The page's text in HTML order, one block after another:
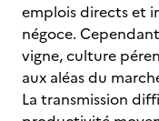
emplois directs et
négoce.
vigne, culture
aux aléas du
La transmission